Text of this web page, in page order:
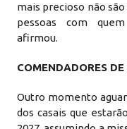
mais precioso não
pessoas com
afirmou.
COMENDADORES
Outro momento
dos casais que